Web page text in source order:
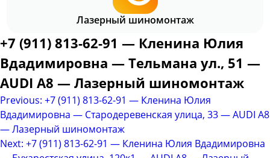
Лазерный шиномонтаж
+7 (911) 813-62-91 — Кленина Юлия
Вдадимировна — Тельмана ул., 51 —
AUDI A8 — Лазерный шиномонтаж
Навигация
по
записям
Previous: +7 (911) 813-62-91 — Кленина Юлия
Вдадимировна — Стародеревенская улица, 33 — AUDI A8
— Лазерный шиномонтаж
Next: +7 (911) 813-62-91 — Кленина Юлия Вдадимировна